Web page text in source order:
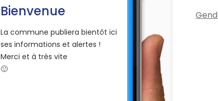
Bienvenue
La commune publiera bientôt ici
ses informations et alertes !
Merci et à très vite
🙂